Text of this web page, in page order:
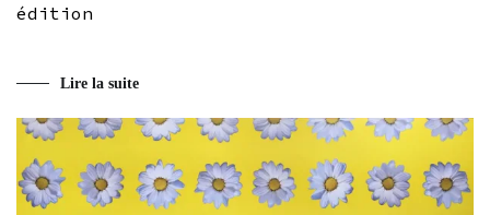
édition
Lire la suite